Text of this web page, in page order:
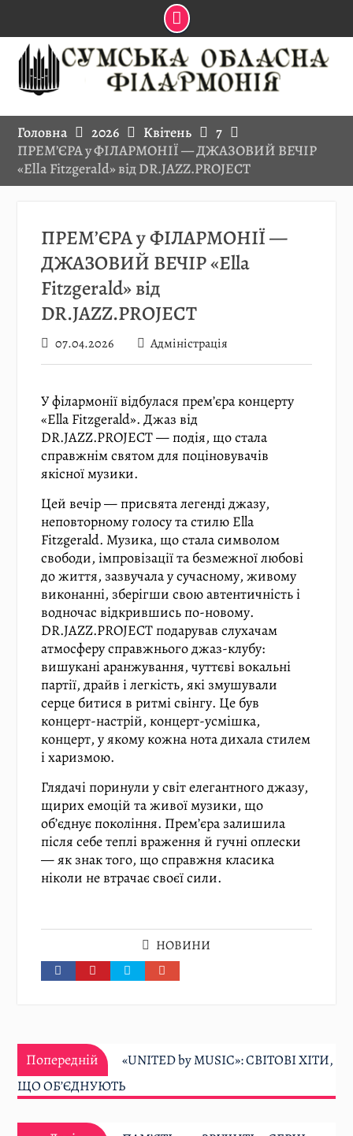
Skip
content
Головна 2026 Квітень
7
ПРЕМ’ЄРА у ФІЛАРМОНІЇ — ДЖАЗОВИЙ ВЕЧІР
«Ella Fitzgerald» від DR.JAZZ.PROJECT
ПРЕМ’ЄРА у ФІЛАРМОНІЇ —
ДЖАЗОВИЙ ВЕЧІР «Ella
Fitzgerald» від
DR.JAZZ.PROJECT
07.04.2026 Адміністрація
У філармонії відбулася прем’єра концерту
«Ella Fitzgerald». Джаз від
DR.JAZZ.PROJECT — подія, що стала
справжнім святом для поціновувачів
якісної музики.
Цей вечір — присвята легенді джазу,
неповторному голосу та стилю Ella
Fitzgerald. Музика, що стала символом
свободи, імпровізації та безмежної любові
до життя, зазвучала у сучасному, живому
виконанні, зберігши свою автентичність і
водночас відкрившись по-новому.
DR.JAZZ.PROJECT подарував слухачам
атмосферу справжнього джаз-клубу:
вишукані аранжування, чуттєві вокальні
партії, драйв і легкість, які змушували
серце битися в ритмі свінгу. Це був
концерт-настрій, концерт-усмішка,
концерт, у якому кожна нота дихала стилем
і харизмою.
Глядачі поринули у світ елегантного джазу,
щирих емоцій та живої музики, що
об’єднує покоління. Прем’єра залишила
після себе теплі враження й гучні оплески
— як знак того, що справжня класика
ніколи не втрачає своєї сили.
НОВИНИ
Навігація
записів
Попередній Попередній:
«UNITED by MUSIC»: СВІТОВІ ХІТИ,
ЩО ОБ’ЄДНУЮТЬ